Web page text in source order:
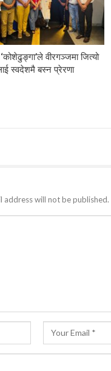
वीरगञ्जमा जित्यो
स्वदेशमै बस्न प्रेरणा
address will not be published.